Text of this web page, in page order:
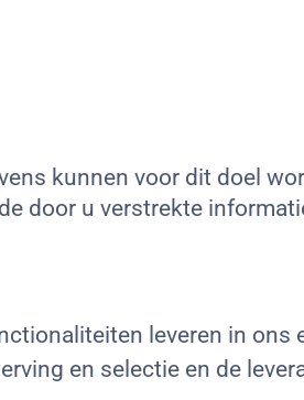
kunnen voor dit doel
door u verstrekte
leveren in ons
en selectie en de